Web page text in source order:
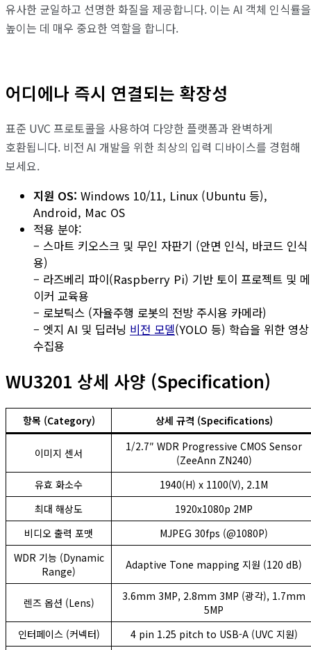
유사한 균일하고 선명한 화질을 제공합니다. 이는 AI 객체 인식률을
높이는 데 매우 중요한 역할을 합니다.
어디에나 즉시 연결되는 확장성
표준 UVC 프로토콜을 사용하여 다양한 플랫폼과 완벽하게
호환됩니다. 비전 AI 개발을 위한 최상의 입력 디바이스를 경험해
보세요.
지원 OS: Windows 10/11, Linux (Ubuntu 등),
Android, Mac OS
적용 분야:
– 스마트 키오스크 및 무인 자판기 (안면 인식, 바코드 인식
용)
– 라즈베리 파이(Raspberry Pi) 기반 토이 프로젝트 및 메
이커 교육용
– 로보틱스 (자율주행 로봇의 전방 주시용 카메라)
– 엣지 AI 및 딥러닝 비전 모델(YOLO 등) 학습을 위한 영상
수집용
WU3201 상세 사양 (Specification)
항목 (Category) 상세 규격 (Specifications)
이미지 센서
1/2.7″ WDR Progressive CMOS Sensor
(ZeeAnn ZN240)
유효 화소수
1940(H) x 1100(V), 2.1M
최대 해상도
1920x1080p 2MP
비디오 출력 포맷
MJPEG 30fps (@1080P)
WDR 기능 (Dynamic
Range)
Adaptive Tone mapping 지원 (120 dB)
렌즈 옵션 (Lens)
3.6mm 3MP, 2.8mm 3MP (광각), 1.7mm
5MP
인터페이스 (커넥터)
4 pin 1.25 pitch to USB-A (UVC 지원)